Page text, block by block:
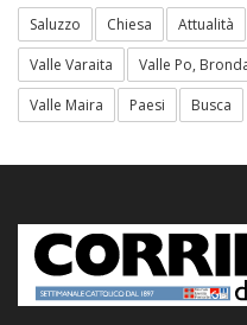
Saluzzo Chiesa Attualità
Valle Varaita
Valle Po,
Valle Maira
Paesi Busca